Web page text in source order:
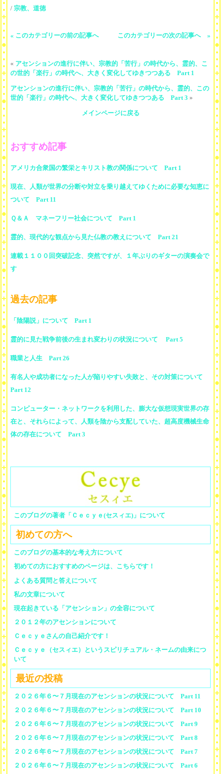
/ 宗教、道徳
« このカテゴリーの前の記事へ このカテゴリーの次の記事へ »
« アセンションの進行に伴い、宗教的「苦行」の時代から、霊的、こ
の世的「楽行」の時代へ、大きく変化してゆきつつある Part 1
アセンションの進行に伴い、宗教的「苦行」の時代から、霊的、この
世的「楽行」の時代へ、大きく変化してゆきつつある Part 3 »
メインページに戻る
おすすめ記事
アメリカ合衆国の繁栄とキリスト教の関係について Part 1
現在、人類が世界の分断や対立を乗り越えてゆくために必要な知恵に
ついて Part 11
Ｑ＆Ａ マネーフリー社会について Part 1
霊的、現代的な観点から見た仏教の教えについて Part 21
連載１１００回突破記念、突然ですが、１年ぶりのギターの演奏会で
す
過去の記事
「陰陽説」について Part 1
霊的に見た戦争前後の生まれ変わりの状況について Part 5
職業と人生 Part 26
有名人や成功者になった人が陥りやすい失敗と、その対策について
Part 12
コンピューター・ネットワークを利用した、膨大な仮想現実世界の存
在と、それらによって、人類を陰から支配していた、超高度機械生命
体の存在について Part 3
このブログの著者「Ｃｅｃｙｅ(セスィエ)」について
初めての方へ
このブログの基本的な考え方について
初めての方におすすめのページは、こちらです！
よくある質問と答えについて
私の文章について
現在起きている「アセンション」の全容について
２０１２年のアセンションについて
Ｃｅｃｙｅさんの自己紹介です！
Ｃｅｃｙｅ（セスィエ）というスピリチュアル・ネームの由来につ
いて
最近の投稿
２０２６年６〜７月現在のアセンションの状況について Part 11
２０２６年６〜７月現在のアセンションの状況について Part 10
２０２６年６〜７月現在のアセンションの状況について Part 9
２０２６年６〜７月現在のアセンションの状況について Part 8
２０２６年６〜７月現在のアセンションの状況について Part 7
２０２６年６〜７月現在のアセンションの状況について Part 6